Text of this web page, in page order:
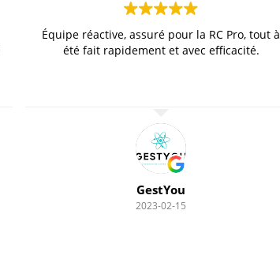
Équipe réactive, assuré pour la RC Pro, tout à
été fait rapidement et avec efficacité.
GestYou
2023-02-15